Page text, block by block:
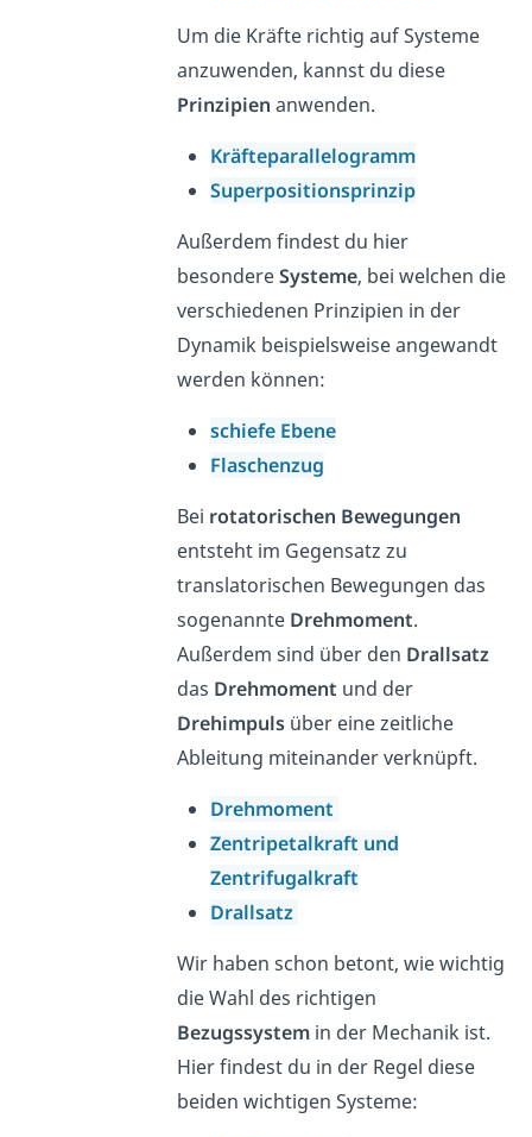
Um die Kräfte richtig auf Systeme
anzuwenden, kannst du diese
Prinzipien anwenden.
Kräfteparallelogramm
Superpositionsprinzip
Außerdem findest du hier
besondereSysteme, bei welchen die
verschiedenen Prinzipien in der
Dynamik beispielsweise angewandt
werden können:
schiefe Ebene
Flaschenzug
Bei rotatorischen Bewegungen
entsteht im Gegensatz zu
translatorischen Bewegungen das
sogenannte Drehmoment.
Außerdem sind über den Drallsatz
das Drehmoment und der
Drehimpulsüber eine zeitliche
Ableitung miteinander verknüpft.
Drehmoment
Zentripetalkraft und
Zentrifugalkraft
Drallsatz
Wir haben schon betont, wie wichtig
die Wahl des richtigen
Bezugssystemin der Mechanik ist.
Hier findest du in der Regel diese
beiden wichtigen Systeme: